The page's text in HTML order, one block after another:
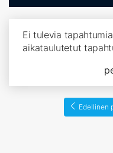
Ei tulevia
aikataulutetut
Edellinen